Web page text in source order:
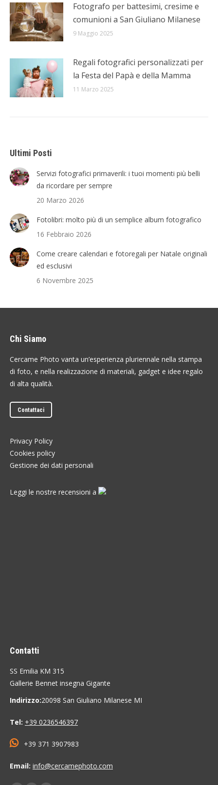
Fotografo per battesimi, cresime e
comunioni a San Giuliano Milanese
9 Maggio 2025
Regali fotografici personalizzati per
la Festa del Papà e della Mamma
11 Marzo 2025
Ultimi Posti
Servizi fotografici primaverili: i tuoi momenti più belli
da ricordare per sempre
20 Marzo 2026
Fotolibri: molto più di un semplice album fotografico
16 Febbraio 2026
Come creare calendari e fotoregali per Natale originali
ed esclusivi
6 Novembre 2025
Chi Siamo
Cercame Photo vanta un’esperienza pluriennale nella stampa
di foto, e nella realizzazione di materiali, gadget e idee regalo
di alta qualità.
Contattaci
Privacy Policy
Cookies policy
Gestione dei dati personali
Leggi le nostre recensioni a
Contatti
SS Emilia KM 315
Gallerie Bennet insegna Gigante
Indirizzo:20098 San Giuliano Milanese MI
Tel: +39 0236546397
+39 371 3907983
Email: info@cercamephoto.com